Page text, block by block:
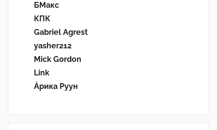
БМакс
КПК
Gabriel Agrest
yasher212
Mick Gordon
Link
Áрика Руун